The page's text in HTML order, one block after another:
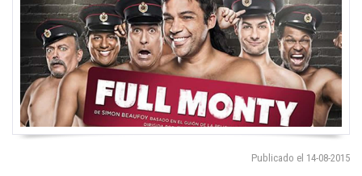
Publicado el 14-08-2015